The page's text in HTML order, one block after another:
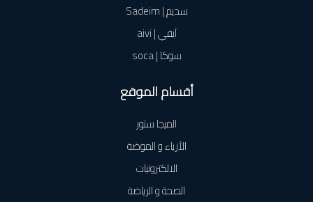
سديم | Sadeim
آيفي | aivi
سوكا | soca
أقسام الموقع
الميجا ستور
الأزياء و الموضة
الالكترونيات
الصحة و الرياضة